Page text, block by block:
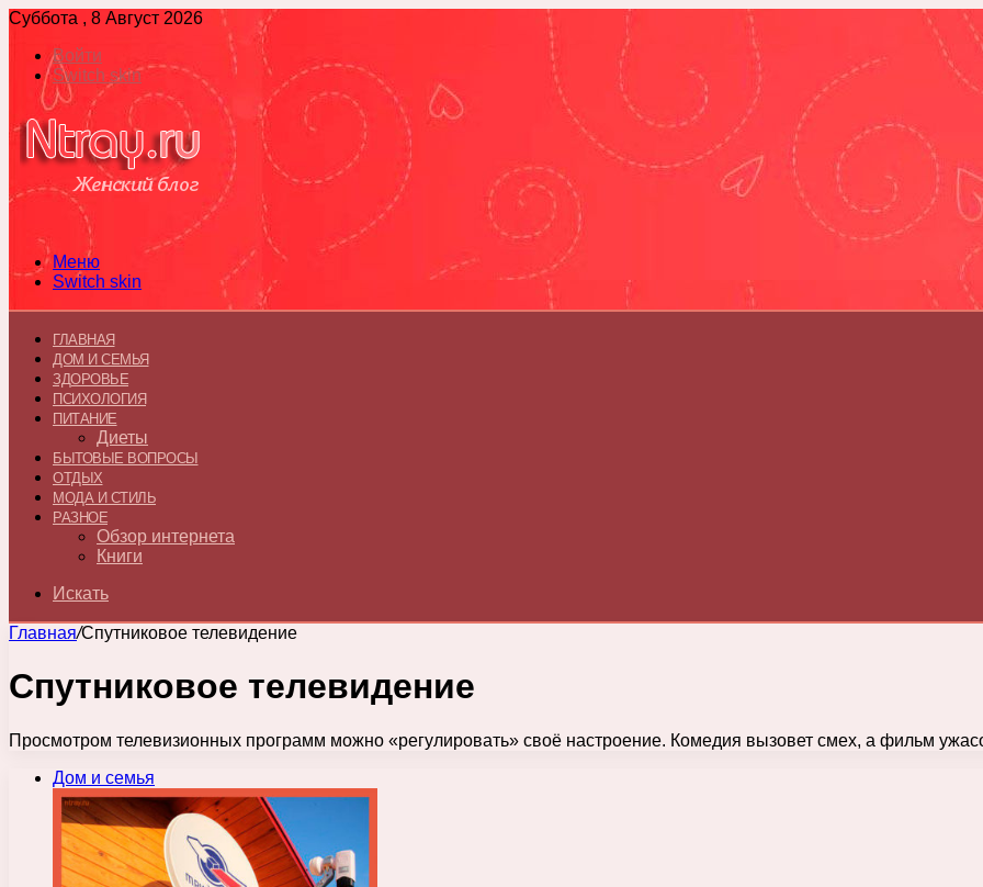
Суббота , 8 Август 2026
Войти
Switch skin
Меню
Switch skin
ГЛАВНАЯ
ДОМ И СЕМЬЯ
ЗДОРОВЬЕ
ПСИХОЛОГИЯ
ПИТАНИЕ
Диеты
БЫТОВЫЕ ВОПРОСЫ
ОТДЫХ
МОДА И СТИЛЬ
РАЗНОЕ
Обзор интернета
Книги
Искать
Главная/Спутниковое телевидение
Спутниковое телевидение
Просмотром телевизионных программ можно «регулировать» своё настроение. Комедия вызовет смех, а фильм
Дом и семья